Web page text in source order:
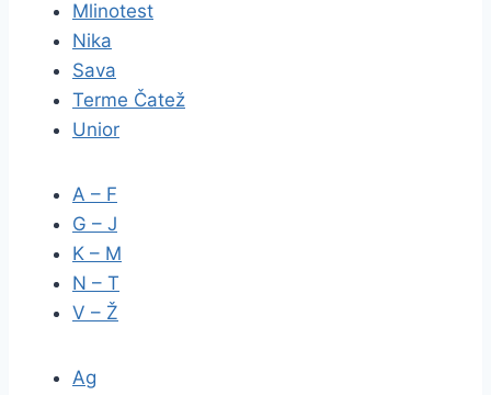
Mlinotest
Nika
Sava
Terme Čatež
Unior
A – F
G – J
K – M
N – T
V – Ž
Ag